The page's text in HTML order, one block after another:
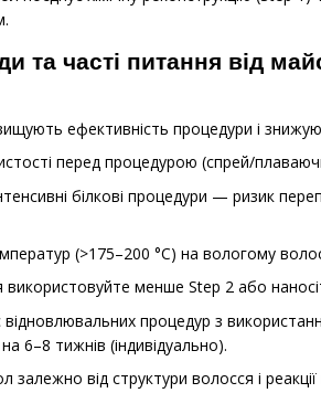
та часті питання від
ефективність процедури і
перед процедурою (спрей/
білкові процедури — ризик
(>175–200 °C) на вологому
менше Step 2 або
процедур з
6–8 тижнів (індивідуально).
залежно від структури волосся і